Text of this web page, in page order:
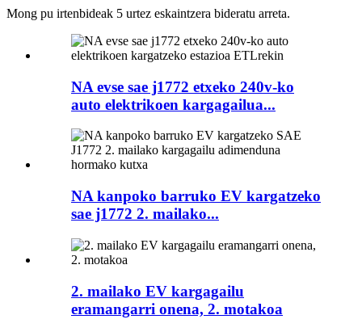
Mong pu irtenbideak 5 urtez eskaintzera bideratu arreta.
NA evse sae j1772 etxeko 240v-ko
auto elektrikoen kargagailua...
NA kanpoko barruko EV kargatzeko
sae j1772 2. mailako...
2. mailako EV kargagailu
eramangarri onena, 2. motakoa